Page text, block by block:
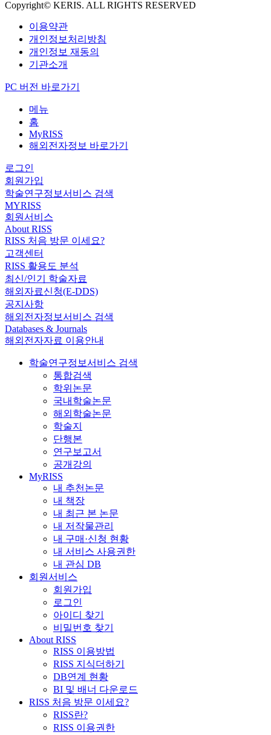
Copyright© KERIS. ALL RIGHTS RESERVED
이용약관
개인정보처리방침
개인정보 재동의
기관소개
PC 버전 바로가기
메뉴
홈
MyRISS
해외전자정보 바로가기
로그인
회원가입
학술연구정보서비스 검색
MYRISS
회원서비스
About RISS
RISS 처음 방문 이세요?
고객센터
RISS 활용도 분석
최신/인기 학술자료
해외자료신청(E-DDS)
공지사항
해외전자정보서비스 검색
Databases & Journals
해외전자자료 이용안내
학술연구정보서비스 검색
통합검색
학위논문
국내학술논문
해외학술논문
학술지
단행본
연구보고서
공개강의
MyRISS
내 추천논문
내 책장
내 최근 본 논문
내 저작물관리
내 구매·신청 현황
내 서비스 사용권한
내 관심 DB
회원서비스
회원가입
로그인
아이디 찾기
비밀번호 찾기
About RISS
RISS 이용방법
RISS 지식더하기
DB연계 현황
BI 및 배너 다운로드
RISS 처음 방문 이세요?
RISS란?
RISS 이용권한